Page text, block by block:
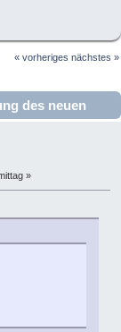
« vorheriges nächstes »
des neuen
»